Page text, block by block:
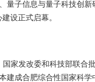
量子信息与量子科技创
设正式启幕。
国家发改委和科技部联合
建成合肥综合性国家科